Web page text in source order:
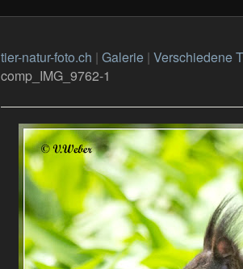
tier-natur-foto.ch | Galerie| Verschiedene
comp_IMG_9762-1